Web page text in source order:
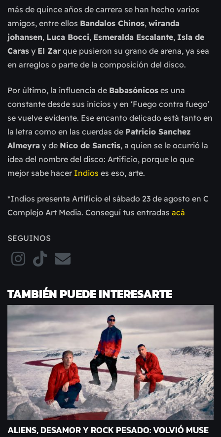
más de quince años de carrera se han hecho varios
amigos, entre ellos Bandalos Chinos, wiranda
johansen, Luca Bocci, Esmeralda Escalante, Isla de
Caras y El Zar que pusieron su grano de arena, ya sea
en arreglos o parte de la composición del disco.
Por último, la influencia de Babasónicos es una
constante desde sus inicios y en ‘Fuego contra fuego’
se vuelve evidente. Ese encanto delicado está tanto en
la letra como en las cuerdas de Patricio Sanchez
Almeyra y de Nico de Sanctis, a quien se le ocurrió la
idea del nombre del disco: Artificio, porque lo que
mejor sabe hacer Indios es eso, arte.
*Indios presenta Artificio el sábado 23 de agosto en C
Complejo Art Media. Conseguí tus entradas acá
SEGUINOS
TAMBIÉN PUEDE INTERESARTE
ALIENS, DESAMOR Y ROCK PESADO: VOLVIÓ MUSE